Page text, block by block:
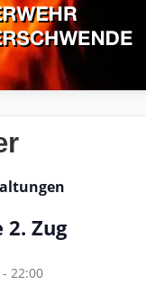
2. Zug
22:00